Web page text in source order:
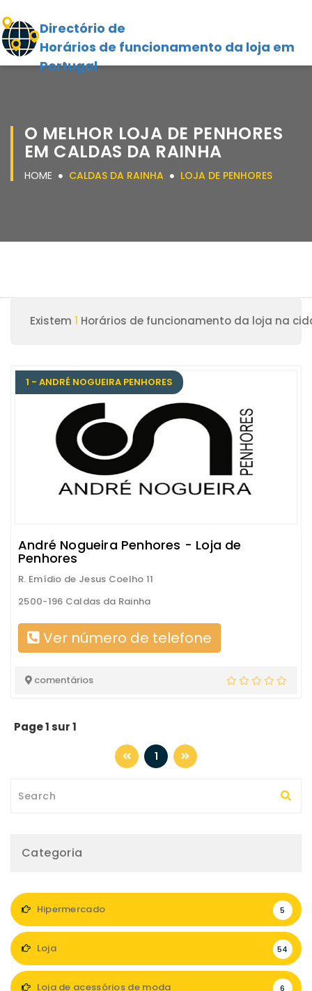
Directório de
Horários de funcionamento da loja em
Portugal
O MELHOR LOJA DE PENHORES
EM CALDAS DA RAINHA
HOME CALDAS DA RAINHA LOJA DE PENHORES
Existem 1 Horários de funcionamento da loja na
1 - ANDRÉ NOGUEIRA PENHORES
André Nogueira Penhores - Loja de
Penhores
R. Emídio de Jesus Coelho 11
2500-196 Caldas da Rainha
Ver número de telefone
comentários
Page 1 sur 1
1
Categoria
Hipermercado 5
Loja 54
Loja de acessórios de moda 6